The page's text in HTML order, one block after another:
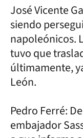
José Vicente
siendo
napoleónicos.
tuvo que
últimamente,
León.
Pedro Ferré:
embajador